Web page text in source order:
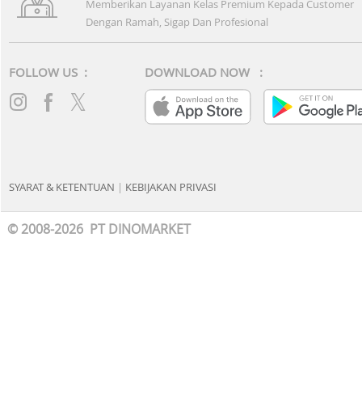
Memberikan Layanan Kelas Premium Kepada Customer
Dengan Ramah, Sigap Dan Profesional
FOLLOW US : DOWNLOAD NOW :
SYARAT & KETENTUAN | KEBIJAKAN PRIVASI
© 2008-2026 PT DINOMARKET